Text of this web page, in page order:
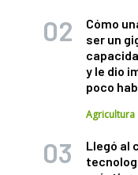
Cómo
ser un
y le dio
poco
Agricultura
Llegó al